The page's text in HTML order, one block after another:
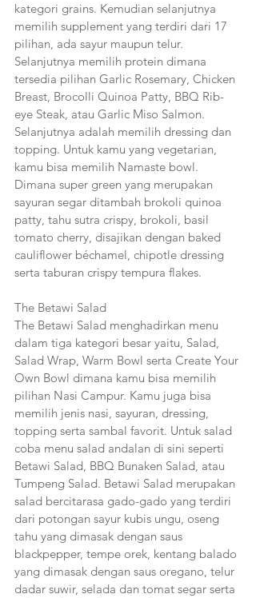
kategori grains. Kemudian selanjutnya
memilih supplement yang terdiri dari 17
pilihan, ada sayur maupun telur.
Selanjutnya memilih protein dimana
tersedia pilihan Garlic Rosemary, Chicken
Breast, Brocolli Quinoa Patty, BBQ Rib-
eye Steak, atau Garlic Miso Salmon.
Selanjutnya adalah memilih dressing dan
topping. Untuk kamu yang vegetarian,
kamu bisa memilih Namaste bowl.
Dimana super green yang merupakan
sayuran segar ditambah brokoli quinoa
patty, tahu sutra crispy, brokoli, basil
tomato cherry, disajikan dengan baked
cauliflower béchamel, chipotle dressing
serta taburan crispy tempura flakes.
The Betawi Salad
The Betawi Salad menghadirkan menu
dalam tiga kategori besar yaitu, Salad,
Salad Wrap, Warm Bowl serta Create Your
Own Bowl dimana kamu bisa memilih
pilihan Nasi Campur. Kamu juga bisa
memilih jenis nasi, sayuran, dressing,
topping serta sambal favorit. Untuk salad
coba menu salad andalan di sini seperti
Betawi Salad, BBQ Bunaken Salad, atau
Tumpeng Salad. Betawi Salad merupakan
salad bercitarasa gado-gado yang terdiri
dari potongan sayur kubis ungu, oseng
tahu yang dimasak dengan saus
blackpepper, tempe orek, kentang balado
yang dimasak dengan saus oregano, telur
dadar suwir, selada dan tomat segar serta